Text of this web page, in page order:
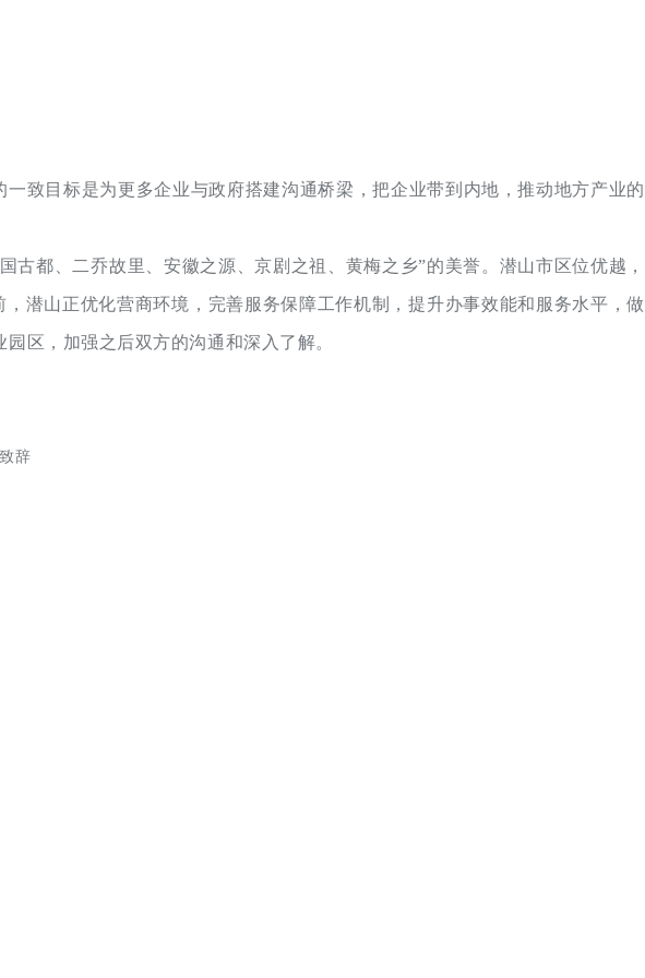
致目标是为更多企业与政府搭建沟通桥梁，把企业带到内地，推动地方产业的
都、二乔故里、安徽之源、京剧之祖、黄梅之乡”的美誉。潜山市区位优越，
潜山正优化营商环境，完善服务保障工作机制，提升办事效能和服务水平，做
区，加强之后双方的沟通和深入了解。
辞